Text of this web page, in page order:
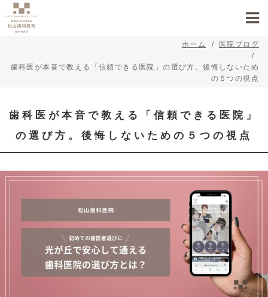
ホーム 医院ブログ
歯科医が本音で教える「信頼できる医院」の選び方。後悔しないため
の５つの視点
歯科医が本音で教える「信頼できる医院」
の選び方。後悔しないための５つの視点